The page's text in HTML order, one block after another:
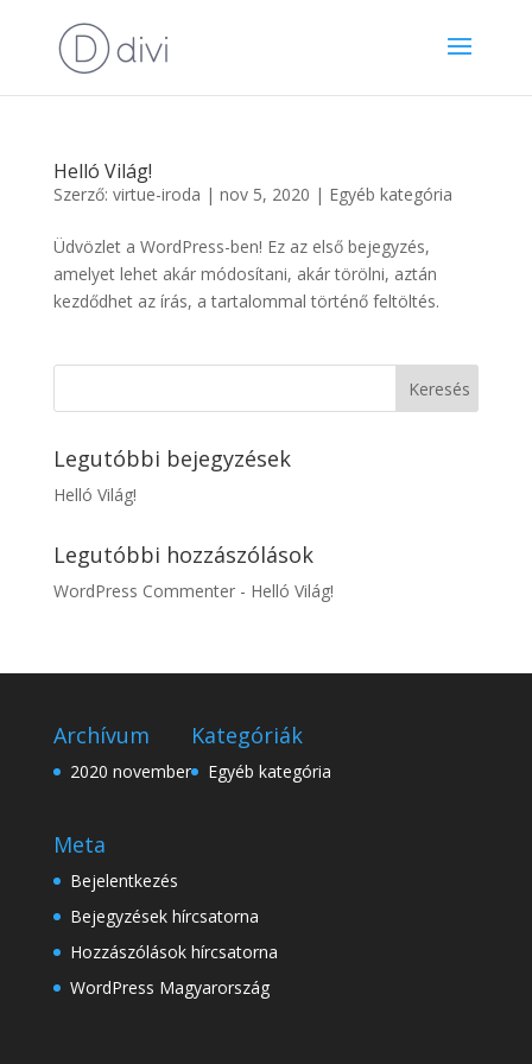
Helló Világ!
Szerző: virtue-iroda | nov 5, 2020 | Egyéb kategória
Üdvözlet a WordPress-ben! Ez az első bejegyzés,
amelyet lehet akár módosítani, akár törölni, aztán
kezdődhet az írás, a tartalommal történő feltöltés.
Legutóbbi bejegyzések
Helló Világ!
Legutóbbi hozzászólások
WordPress Commenter- Helló Világ!
Archívum
2020 november
Kategóriák
Egyéb kategória
Meta
Bejelentkezés
Bejegyzések hírcsatorna
Hozzászólások hírcsatorna
WordPress Magyarország